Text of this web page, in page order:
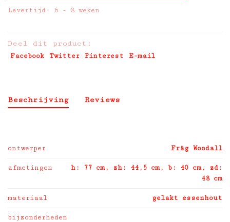
Levertijd: 6 - 8 weken
Deel dit product:
Facebook Twitter Pinterest E-mail
Beschrijving Reviews
ontwerper Fräg Woodall
afmetingen
h: 77 cm, zh: 44,5 cm, b: 40 cm, zd:
48 cm
materiaal gelakt essenhout
bijzonderheden